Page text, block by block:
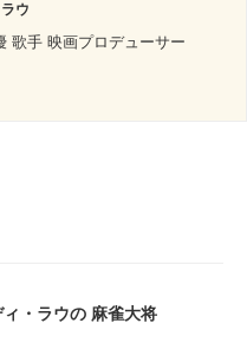
ウ
歌手 映画プロデューサー
・ラウの 麻雀大将